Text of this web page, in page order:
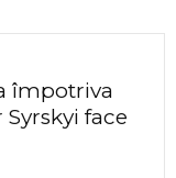
împotriva
face